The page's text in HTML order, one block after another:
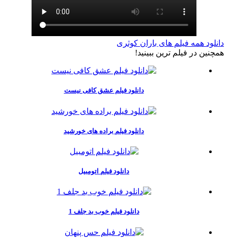
دانلود همه فیلم های باران کوثری
همچنين در فيلم ترين ببينيد!
دانلود فیلم عشق کافی نیست
دانلود فیلم براده های خورشید
دانلود فیلم اتومبیل
دانلود فیلم خوب بد جلف 1